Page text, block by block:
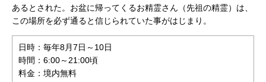
あるとされた。お盆に帰ってくるお精霊さん（先祖の精霊）は、
この場所を必ず通ると信じられていた事がはじまり。
日時：毎年8月7日～10日
時間：6:00～21:00頃
料金：境内無料